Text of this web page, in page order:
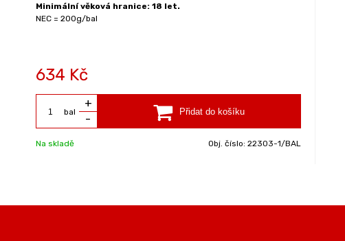
Minimální věková hranice: 18 let.
NEC = 200g/bal
634 Kč
bal
+
-
Na skladě Obj. číslo: 22303-1/BAL